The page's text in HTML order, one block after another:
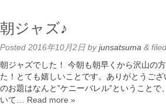
朝ジャズ♪
Posted 2016年10月2日 byjunsatsuma &
朝ジャズでした！ 今朝も朝早くから沢山の
た！とても嬉しいことです。ありがとうご
のお題はなんと”ケニーバレル”ということで
いて… Read more »